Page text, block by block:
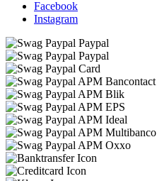
Facebook
Instagram